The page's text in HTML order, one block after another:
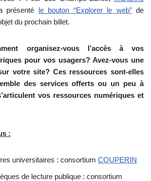
présenté le bouton “Explorer le web”de
du prochain billet.
organisez-vous l’accès à vos
pour vos usagers? Avez-vous une
votre site? Ces ressources sont-elles
des services offerts ou un peu à
vos ressources numériques et
:
universitaires : consortium COUPERIN
de lecture publique : consortium